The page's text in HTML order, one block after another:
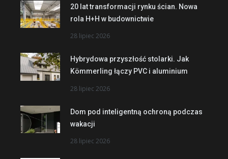
20 lat transformacji rynku ścian. Nowa
rola H+H w budownictwie
28 lipiec 2026
Hybrydowa przyszłość stolarki. Jak
Kömmerling łączy PVC i aluminium
28 lipiec 2026
Dom pod inteligentną ochroną podczas
wakacji
28 lipiec 2026